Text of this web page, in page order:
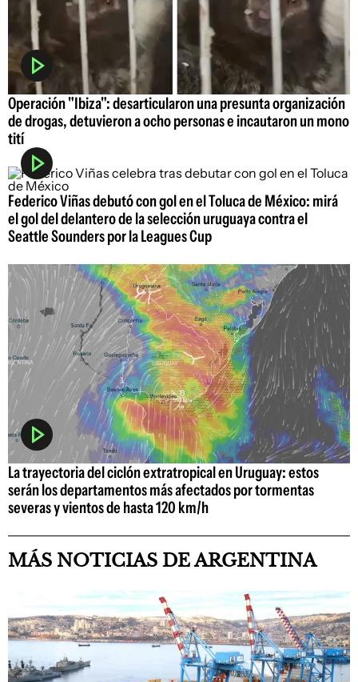
Operación "Ibiza": desarticularon una presunta organización
de drogas, detuvieron a ocho personas e incautaron un mono
tití
Federico Viñas debutó con gol en el Toluca de México: mirá
el gol del delantero de la selección uruguaya contra el
Seattle Sounders por la Leagues Cup
La trayectoria del ciclón extratropical en Uruguay: estos
serán los departamentos más afectados por tormentas
severas y vientos de hasta 120 km/h
MÁS NOTICIAS DE ARGENTINA